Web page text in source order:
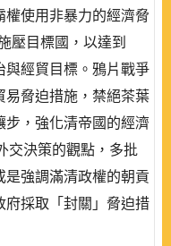
權使用非暴力的經濟脅
壓目標國，以達到
與經貿目標。鴉片戰爭
易脅迫措施，禁絕茶葉
步，強化清帝國的經濟
交決策的觀點，多批
是強調滿清政權的朝貢
府採取「封關」脅迫措